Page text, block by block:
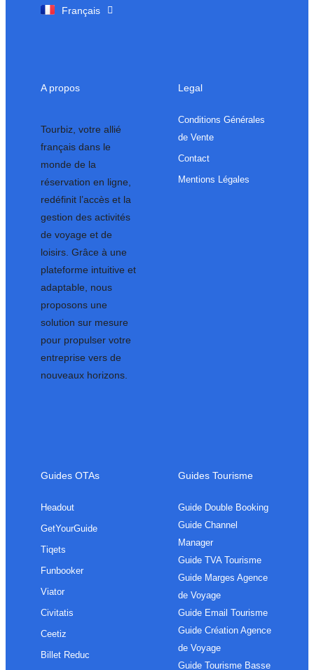
Français
English
A propos
Tourbiz, votre allié
français dans le
monde de la
réservation en ligne,
redéfinit l’accès et la
gestion des activités
de voyage et de
loisirs. Grâce à une
plateforme intuitive et
adaptable, nous
proposons une
solution sur mesure
pour propulser votre
entreprise vers de
nouveaux horizons.
Legal
Conditions Générales
de Vente
Contact
Mentions Légales
Guides OTAs
Headout
GetYourGuide
Tiqets
Funbooker
Viator
Civitatis
Ceetiz
Billet Reduc
Guides Tourisme
Guide Double Booking
Guide Channel
Manager
Guide TVA Tourisme
Guide Marges Agence
de Voyage
Guide Email Tourisme
Guide Création Agence
de Voyage
Guide Tourisme Basse